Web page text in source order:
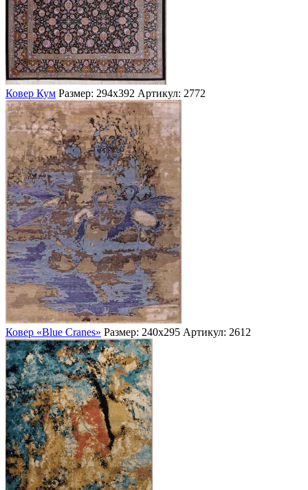
Ковер Кум Размер: 294х392 Артикул: 2772
Ковер «Blue Cranes» Размер: 240х295 Артикул: 2612